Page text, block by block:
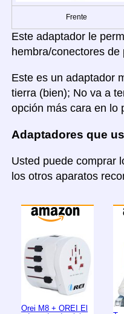
Frente
Este adaptador le
hembra/conectores de
Este es un adaptador
tierra (bien); No va a
opción más cara en lo
Adaptadores que
Usted puede comprar
los otros aparatos
Orei M8 + OREI El